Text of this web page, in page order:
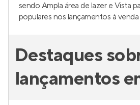
sendo Ampla área de lazer e Vista
populares nos lançamentos à
Destaques
lançamentos